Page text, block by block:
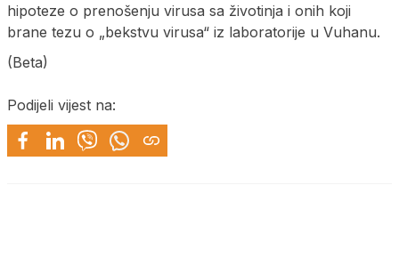
hipoteze o prenošenju virusa sa životinja i onih koji
brane tezu o „bekstvu virusa“ iz laboratorije u Vuhanu.
(Beta)
Podijeli vijest na: